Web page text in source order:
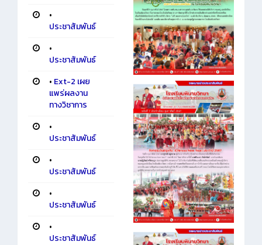
•
ประชาสัมพันธ์
•
ประชาสัมพันธ์
• Ext-2 เผย
แพร่ผลงาน
ทางวิชาการ
•
ประชาสัมพันธ์
•
ประชาสัมพันธ์
•
ประชาสัมพันธ์
•
ประชาสัมพันธ์